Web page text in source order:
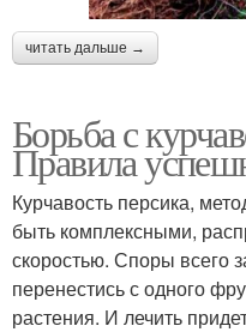
читать дальше →
Борьба с
Правила
Курчавость персика,
быть комплексными,
скоростью. Споры всего
перенестись с одного
растения. И лечить